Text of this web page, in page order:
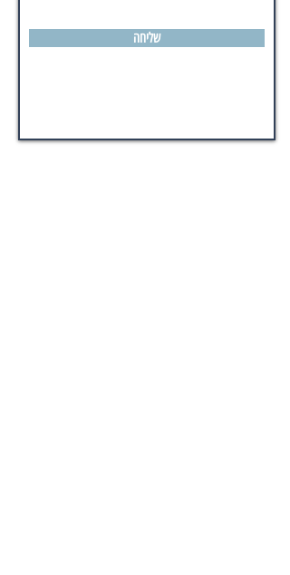
שליחה